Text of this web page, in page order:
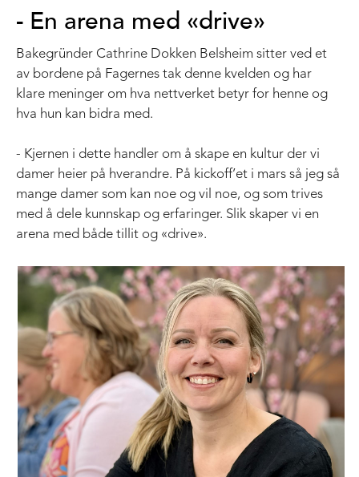
- En arena med «drive»
Bakegründer Cathrine Dokken Belsheim sitter ved et
av bordene på Fagernes tak denne kvelden og har
klare meninger om hva nettverket betyr for henne og
hva hun kan bidra med.
- Kjernen i dette handler om å skape en kultur der vi
damer heier på hverandre. På kickoff’et i mars så jeg så
mange damer som kan noe og vil noe, og som trives
med å dele kunnskap og erfaringer. Slik skaper vi en
arena med både tillit og «drive».